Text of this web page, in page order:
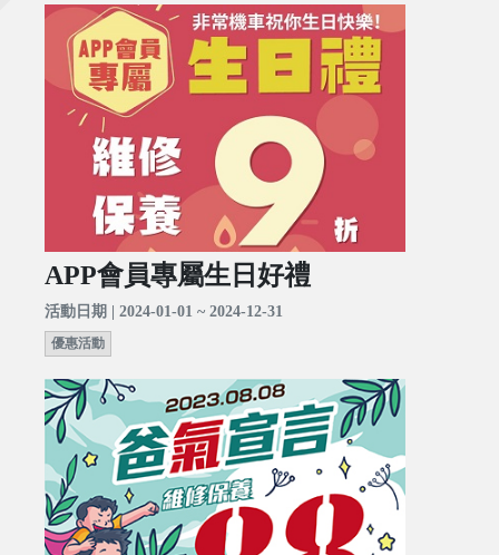
APP會員專屬生日好禮
活動日期 | 2024-01-01 ~ 2024-12-31
優惠活動